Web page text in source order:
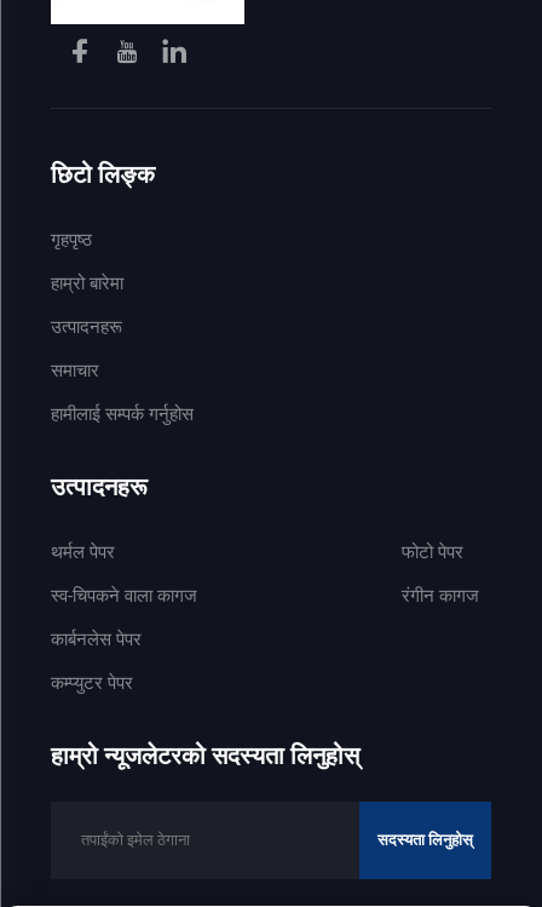
छिटो लिङ्क
गृहपृष्ठ
हाम्रो बारेमा
उत्पादनहरू
समाचार
हामीलाई सम्पर्क गर्नुहोस
उत्पादनहरू
थर्मल पेपर
स्व-चिपकने वाला कागज
कार्बनलेस पेपर
कम्प्युटर पेपर
फोटो पेपर
रंगीन कागज
हाम्रो न्यूजलेटरको सदस्यता लिनुहोस्
सदस्यता लिनुहोस्